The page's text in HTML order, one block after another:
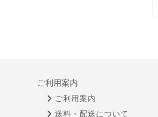
ご利用案内
ご利用案内
送料・配送について